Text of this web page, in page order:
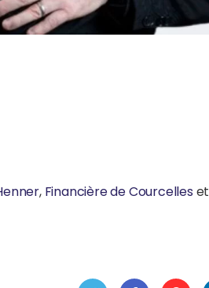
, Financière de Courcelles et